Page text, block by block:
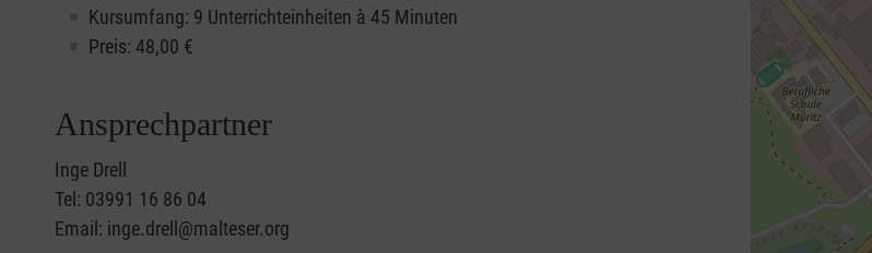
Kursumfang: 9 Unterrichteinheiten à 45 Minuten
Preis: 48,00 €
Ansprechpartner
Inge Drell
Tel: 03991 16 86 04
Email: inge.drell@malteser.org